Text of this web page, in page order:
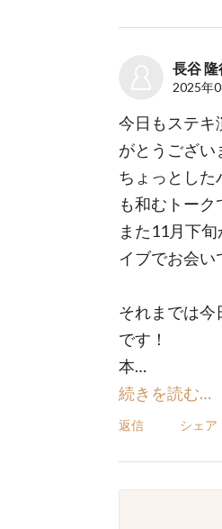
長谷 隆
2025年
今日もステキ
がとうござい
ちょっとした
も和むトー
また11月下
イブでお会い
それまでは今
です！
本…
続きを読む…
返信 シェア